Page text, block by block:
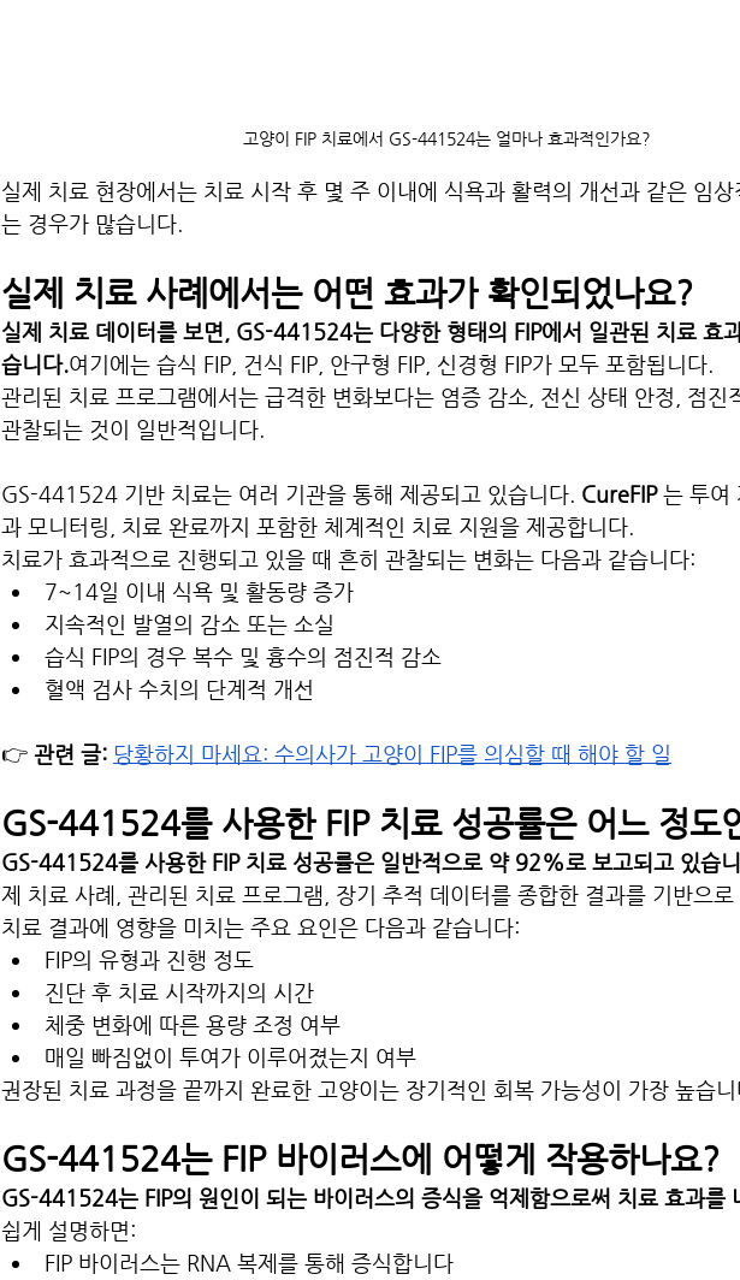
고양이 FIP 치료에서 GS-441524는 얼마나 효과적인가요?
실제 치료 현장에서는 치료 시작 후 몇 주 이내에 식욕과 활력의 개선과 같은 임상
는 경우가 많습니다.
실제 치료 사례에서는 어떤 효과가 확인되었나요?
실제 치료 데이터를 보면, GS-441524는 다양한 형태의 FIP에서 일관된 치료 효
습니다.여기에는 습식 FIP, 건식 FIP, 안구형 FIP, 신경형 FIP가 모두 포함됩니다.
관리된 치료 프로그램에서는 급격한 변화보다는 염증 감소, 전신 상태 안정, 점진
관찰되는 것이 일반적입니다.
GS-441524 기반 치료는 여러 기관을 통해 제공되고 있습니다. CureFIP 는 투여
과 모니터링, 치료 완료까지 포함한 체계적인 치료 지원을 제공합니다.
치료가 효과적으로 진행되고 있을 때 흔히 관찰되는 변화는 다음과 같습니다:
7~14일 이내 식욕 및 활동량 증가
지속적인 발열의 감소 또는 소실
습식 FIP의 경우 복수 및 흉수의 점진적 감소
혈액 검사 수치의 단계적 개선
👉 관련 글: 당황하지 마세요: 수의사가 고양이 FIP를 의심할 때 해야 할 일
GS-441524를 사용한 FIP 치료 성공률은 어느 정도
GS-441524를 사용한 FIP 치료 성공률은 일반적으로 약 92%로 보고되고 있습
제 치료 사례, 관리된 치료 프로그램, 장기 추적 데이터를 종합한 결과를 기반으로
치료 결과에 영향을 미치는 주요 요인은 다음과 같습니다:
FIP의 유형과 진행 정도
진단 후 치료 시작까지의 시간
체중 변화에 따른 용량 조정 여부
매일 빠짐없이 투여가 이루어졌는지 여부
권장된 치료 과정을 끝까지 완료한 고양이는 장기적인 회복 가능성이 가장 높습니
GS-441524는 FIP 바이러스에 어떻게 작용하나요?
GS-441524는 FIP의 원인이 되는 바이러스의 증식을 억제함으로써 치료 효과를
쉽게 설명하면:
FIP 바이러스는 RNA 복제를 통해 증식합니다